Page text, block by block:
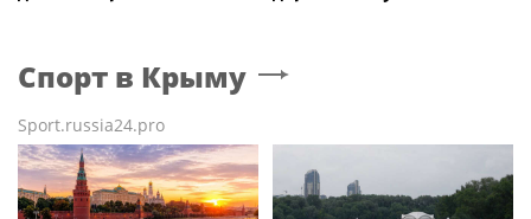
Спорт в Крыму
Sport.russia24.pro